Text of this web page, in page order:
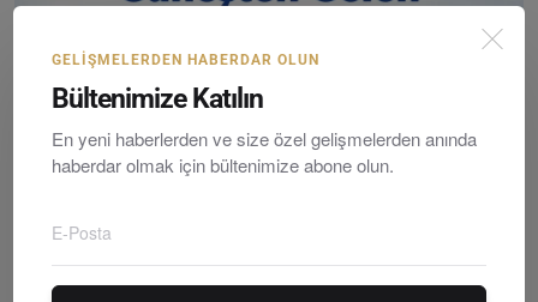
Bodrum Belediyesi’nden Temiz Enerji Atağı: 6 Ayda 10...
GELIŞMELERDEN HABERDAR OLUN
Bültenimize Katılın
En yeni haberlerden ve size özel gelişmelerden anında
haberdar olmak için bültenimize abone olun.